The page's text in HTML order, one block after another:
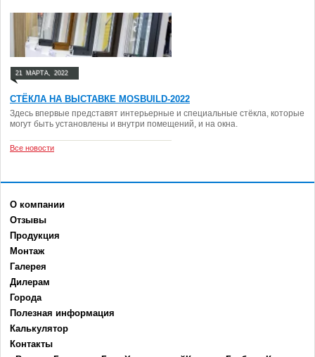
21 МАРТА, 2022
СТЁКЛА НА ВЫСТАВКЕ MOSBUILD-2022
Здесь впервые представят интерьерные и специальные стёкла, которые
могут быть установлены и внутри помещений, и на окна.
Все новости
О компании
Отзывы
Продукция
Монтаж
Галерея
Дилерам
Города
Полезная информация
Калькулятор
Контакты